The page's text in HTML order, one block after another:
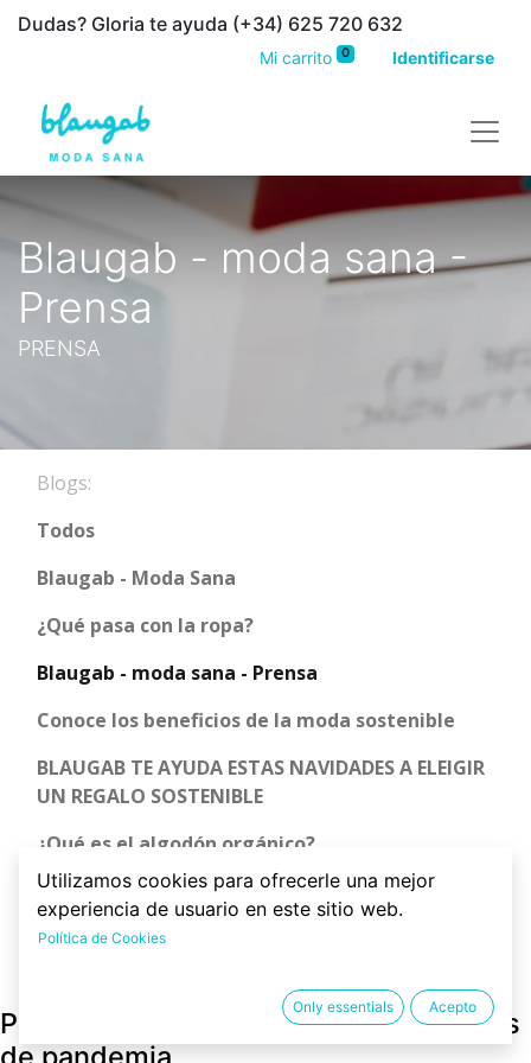
Dudas? Gloria te ayuda (+34) 625 720 632
Mi carrito 0 Identificarse
Blaugab - moda sana -
Prensa
PRENSA
Blogs:
Todos
Blaugab - Moda Sana
¿Qué pasa con la ropa?
Blaugab - moda sana - Prensa
Conoce los beneficios de la moda sostenible
BLAUGAB TE AYUDA ESTAS NAVIDADES A ELEIGIR
UN REGALO SOSTENIBLE
¿Qué es el algodón orgánico?
¿Qué ropa usar si tengo dermatitis?
Prendas de ropa sostenible en tiempos
de pandemia
Utilizamos cookies para ofrecerle una mejor
experiencia de usuario en este sitio web.
Política de Cookies
Only essentials Acepto